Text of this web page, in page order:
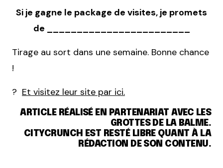
Si je gagne le package de visites, je promets
de ________________________
Tirage au sort dans une semaine. Bonne chance
!
? Et visitez leur site par ici.
ARTICLE RÉALISÉ EN PARTENARIAT AVEC LES
GROTTES DE LA BALME.
CITYCRUNCH EST RESTÉ LIBRE QUANT À LA
RÉDACTION DE SON CONTENU.